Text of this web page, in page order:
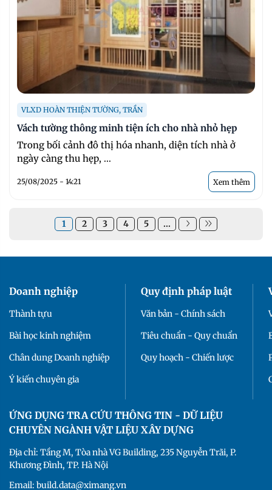
VLXD HOÀN THIỆN TƯỜNG, TRẦN
Vách tường thông minh tiện ích cho nhà nhỏ hẹp
Trong bối cảnh đô thị hóa nhanh, diện tích nhà ở
ngày càng thu hẹp, ...
25/08/2025 - 14:21 Xem thêm
1 2 3 4 5 ...
Doanh nghiệp
Thành tựu
Bài học kinh nghiệm
Chân dung Doanh nghiệp
Ý kiến chuyên gia
Quy định pháp luật
Văn bản - Chính sách
Tiêu chuẩn - Quy chuẩn
Quy hoạch - Chiến lược
ỨNG DỤNG TRA CỨU THÔNG TIN - DỮ LIỆU
CHUYÊN NGÀNH VẬT LIỆU XÂY DỰNG
Địa chỉ: Tầng M, Tòa nhà VG Building, 235 Nguyễn Trãi, P.
Khương Đình, TP. Hà Nội
Email: build.data@ximang.vn